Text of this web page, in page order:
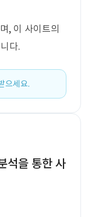
이 사이트의
다.
으세요.
석을 통한 사